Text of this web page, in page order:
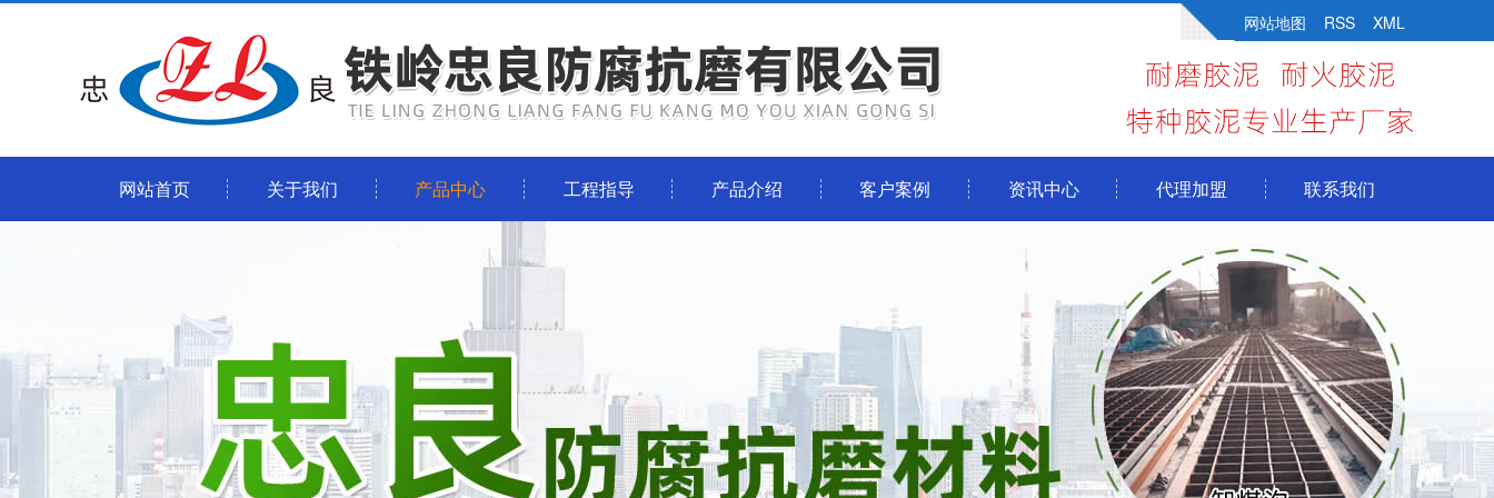
网站地图 RSS XML
网站首页 关于我们 产品中心 工程指导 产品介绍 客户案例 资讯中心 代理加盟 联系我们